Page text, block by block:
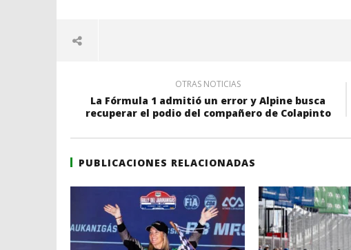
OTRAS NOTICIAS
La Fórmula 1 admitió un error y Alpine busca
recuperar el podio del compañero de Colapinto
PUBLICACIONES RELACIONADAS